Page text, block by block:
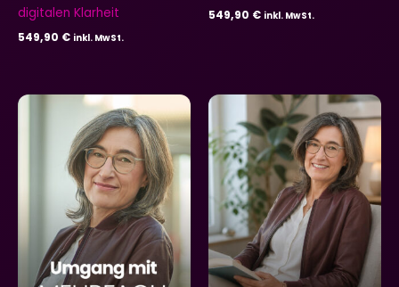
digitalen Klarheit
549,90 € inkl. MwSt.
549,90 € inkl. MwSt.